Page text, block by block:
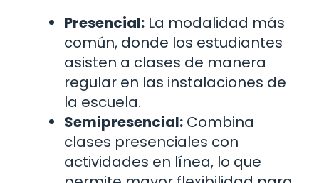
Presencial: La modalidad más
común, donde los estudiantes
asisten a clases de manera
regular en las instalaciones de
la escuela.
Semipresencial: Combina
clases presenciales con
actividades en línea, lo que